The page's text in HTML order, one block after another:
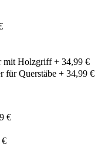
mit Holzgriff+ 34,99 €
für Querstäbe + 34,99 €
€
€